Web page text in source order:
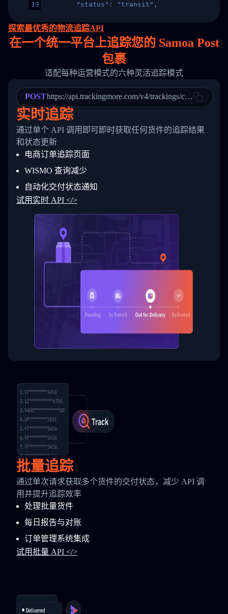
13
15
16
17
22
23
24
25
27
28
29
30
31
33
34
        "status": "transit",
"destination_country": "United
        "itemTimeLength": 2,
        "weblink": "",
        "phone": null,
        "trackinfo": [
          {
            "Date": "2017-03-08 04: 22: 00",
"StatusDescription": "Departed
"Details": "Departed Facility
          },
          {
            "Date": "2017-03-06 15:28:00",
"StatusDescription": "Shipment
"Details": "BEIJING-
          }
        ]
      }
  }
}
探索最优秀的物流追踪API
在一个统一平台上追踪您的 Samoa Post
包裹
适配每种运营模式的六种灵活追踪模式
POSThttps://api.trackingmore.com/v4/trackings/create
实时追踪
通过单个 API 调用即可即时获取任何货件的追踪结果
和状态更新
电商订单追踪页面
WISMO 查询减少
自动化交付状态通知
试用实时 API </>
批量追踪
通过单次请求获取多个货件的交付状态，减少 API 调
用并提升追踪效率
处理批量货件
每日报告与对账
订单管理系统集成
试用批量 API </>